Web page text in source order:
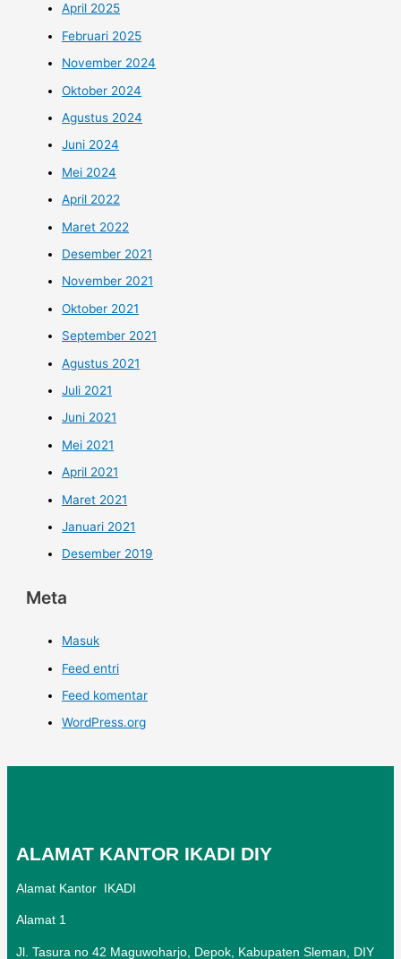
April 2025
Februari 2025
November 2024
Oktober 2024
Agustus 2024
Juni 2024
Mei 2024
April 2022
Maret 2022
Desember 2021
November 2021
Oktober 2021
September 2021
Agustus 2021
Juli 2021
Juni 2021
Mei 2021
April 2021
Maret 2021
Januari 2021
Desember 2019
Meta
Masuk
Feed entri
Feed komentar
WordPress.org
ALAMAT KANTOR IKADI DIY
Alamat Kantor IKADI
Alamat 1
Jl. Tasura no 42 Maguwoharjo, Depok, Kabupaten Sleman, DIY